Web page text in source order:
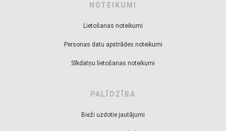
NOTEIKUMI
Lietošanas noteikumi
Personas datu apstrādes noteikumi
Sīkdatņu lietošanas noteikumi
PALĪDZĪBA
Bieži uzdotie jautājumi